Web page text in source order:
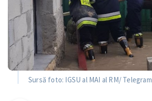
Sursă foto: IGSU al MAI al RM/ Telegram